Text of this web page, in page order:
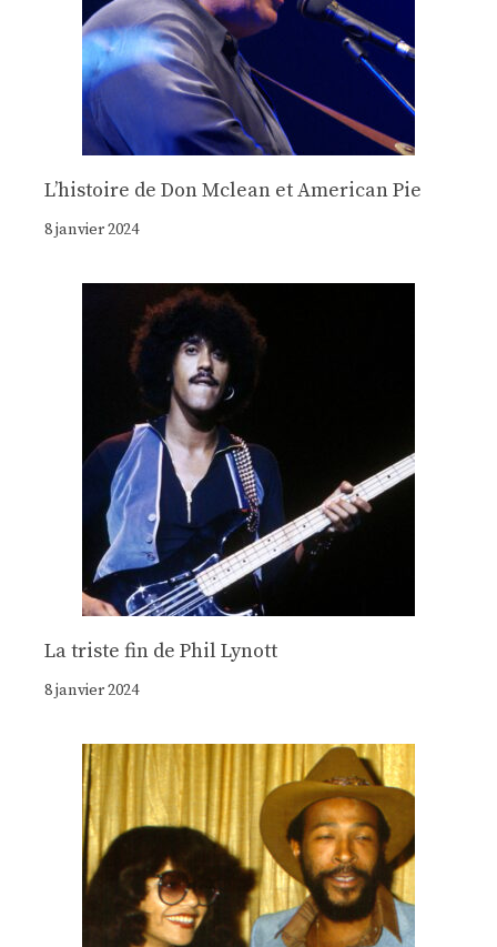
Lʼhistoire de Don Mclean et American Pie
8 janvier 2024
La triste fin de Phil Lynott
8 janvier 2024